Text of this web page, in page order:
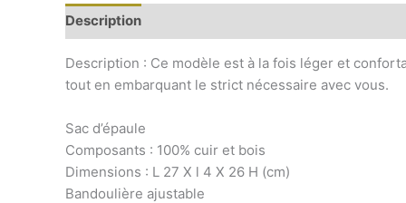
Description
Description : Ce modèle est à la fois léger et
tout en embarquant le strict nécessaire avec vous.
Sac d’épaule
Composants : 100% cuir et bois
Dimensions : L 27 X l 4 X 26 H (cm)
Bandoulière ajustable